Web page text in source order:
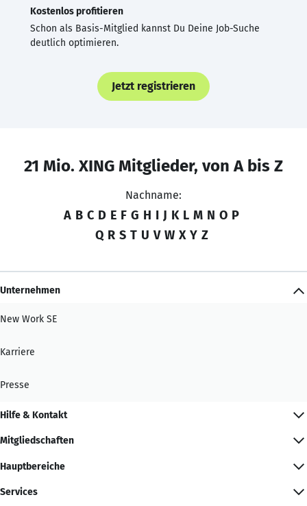
Kostenlos profitieren
Schon als Basis-Mitglied kannst Du Deine Job-Suche
deutlich optimieren.
Jetzt registrieren
21 Mio. XING Mitglieder, von A bis Z
Nachname:
A B C D E F G H I J K L M N O P
Q R S T U V W X Y Z
Unternehmen
New Work SE
Karriere
Presse
Hilfe & Kontakt
Mitgliedschaften
Hauptbereiche
Services